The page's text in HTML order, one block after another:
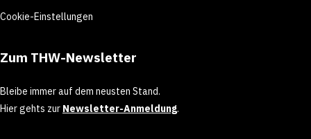
Cookie-Einstellungen
Zum THW-Newsletter
Bleibe immer auf dem neusten Stand.
Hier gehts zur Newsletter-Anmeldung.